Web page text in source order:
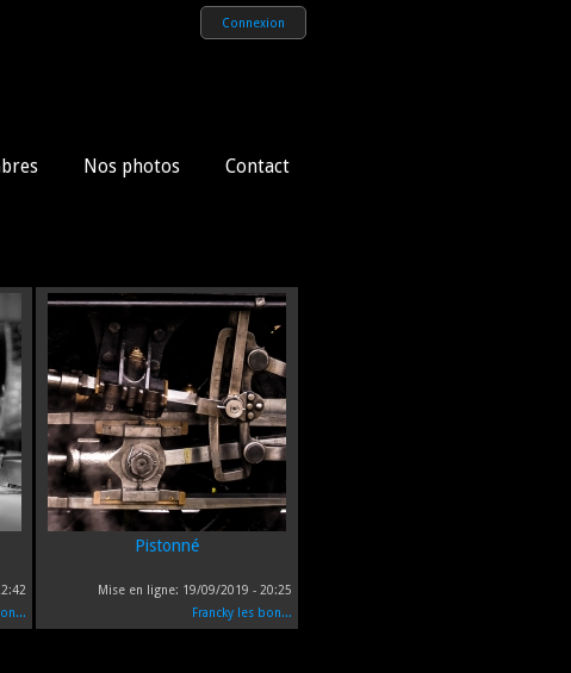
Connexion
Nos photos Contact
Pistonné
Mise en ligne: 19/09/2019 - 20:25
Francky les bon...